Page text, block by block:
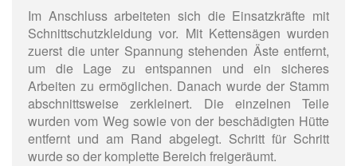
Im Anschluss arbeiteten sich die Einsatzkräfte mit
Schnittschutzkleidung vor. Mit Kettensägen wurden
zuerst die unter Spannung stehenden Äste entfernt,
um die Lage zu entspannen und ein sicheres
Arbeiten zu ermöglichen. Danach wurde der Stamm
abschnittsweise zerkleinert. Die einzelnen Teile
wurden vom Weg sowie von der beschädigten Hütte
entfernt und am Rand abgelegt. Schritt für Schritt
wurde so der komplette Bereich freigeräumt.